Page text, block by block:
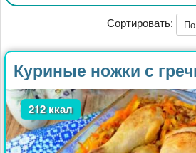
Сортировать:
Куриные ножки с
212 ккал